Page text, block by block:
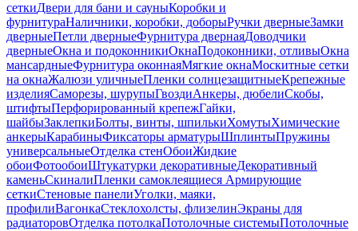
сеткиДвери для бани и сауныКоробки и
фурнитураНаличники, коробки, доборыРучки дверныеЗамки
дверныеПетли дверныеФурнитура двернаяДоводчики
дверныеОкна и подоконникиОкнаПодоконники, отливыОкна
мансардныеФурнитура оконнаяМягкие окнаМоскитные сетки
на окнаЖалюзи уличныеПленки солнцезащитныеКрепежные
изделияСаморезы, шурупыГвоздиАнкеры, дюбелиСкобы,
штифтыПерфорированный крепежГайки,
шайбыЗаклепкиБолты, винты, шпилькиХомутыХимические
анкерыКарабиныФиксаторы арматурыШплинтыПружины
универсальныеОтделка стенОбоиЖидкие
обоиФотообоиШтукатурки декоративныеДекоративный
каменьСкиналиПленки самоклеящиеся Армирующие
сеткиСтеновые панелиУголки, маяки,
профилиВагонкаСтеклохолсты, флизелинЭкраны для
радиаторовОтделка потолкаПотолочные системыПотолочные